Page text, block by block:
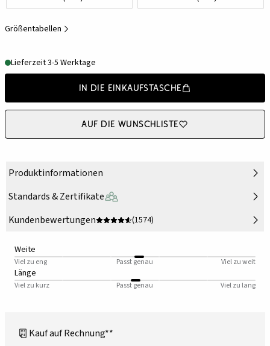
Größentabellen
Lieferzeit 3-5 Werktage
In die Einkaufstasche
Auf die Wunschliste
Produktinformationen
Standards & Zertifikate
Kundenbewertungen
(1574)
Weite
Viel zu eng Passt genau Viel zu weit
Länge
Viel zu kurz Passt genau Viel zu lang
Kauf auf Rechnung**